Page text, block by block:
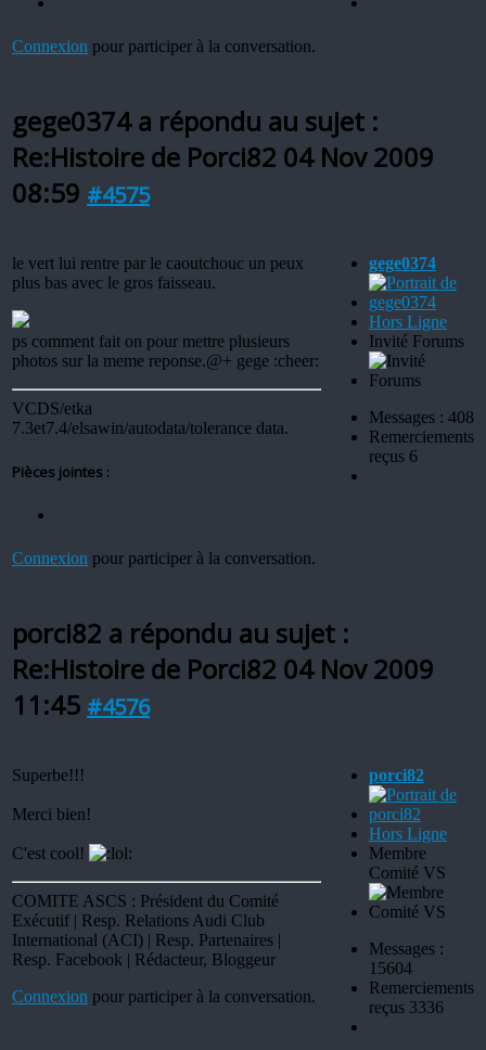
Connexion pour participer à la conversation.
gege0374 a répondu au sujet :
Re:Histoire de Porci82 04 Nov 2009
08:59 #4575
le vert lui rentre par le caoutchouc un peux
plus bas avec le gros faisseau.
ps comment fait on pour mettre plusieurs
photos sur la meme reponse.@+ gege :cheer:
VCDS/etka
7.3et7.4/elsawin/autodata/tolerance data.
Pièces jointes :
Connexion pour participer à la conversation.
gege0374
Hors Ligne
Invité Forums
Messages : 408
Remerciements
reçus 6
porci82 a répondu au sujet :
Re:Histoire de Porci82 04 Nov 2009
11:45 #4576
Superbe!!!
Merci bien!
C'est cool!
COMITE ASCS : Président du Comité
Exécutif | Resp. Relations Audi Club
International (ACI) | Resp. Partenaires |
Resp. Facebook | Rédacteur, Bloggeur
Connexion pour participer à la conversation.
porci82
Hors Ligne
Membre
Comité VS
Messages :
15604
Remerciements
reçus 3336